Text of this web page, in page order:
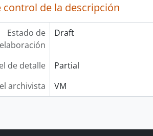
control de la descripción
Estado de
elaboración
Draft
de detalle
Partial
archivista
VM